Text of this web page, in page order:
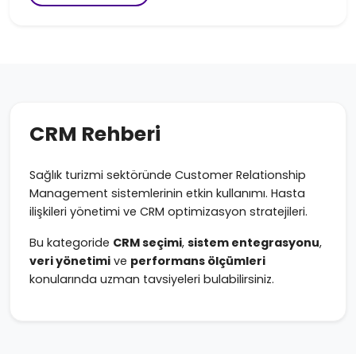
CRM Rehberi
Sağlık turizmi sektöründe Customer Relationship
Management sistemlerinin etkin kullanımı. Hasta
ilişkileri yönetimi ve CRM optimizasyon stratejileri.
Bu kategoride CRM seçimi, sistem entegrasyonu,
veri yönetimi ve performans ölçümleri
konularında uzman tavsiyeleri bulabilirsiniz.